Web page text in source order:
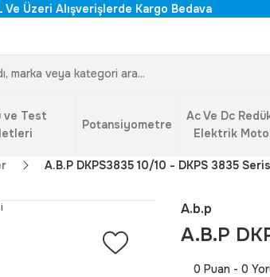
Ve Üzeri Alışverişlerde Kargo Bedava
ve Test
Potansiyometre
Ac Ve Dc
Elektrik
A.B.P DKPS3835 10/10 - DKPS 3835
A.b.p
A.B.P
0 Puan - 0